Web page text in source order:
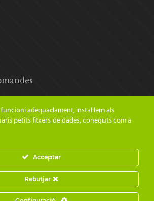
| Tots els drets reservats | Preus amb
inclòs |Grademorphic
adequadament, instal·lem als
petits fitxers de dades, coneguts com a
Acceptar
Rebutjar